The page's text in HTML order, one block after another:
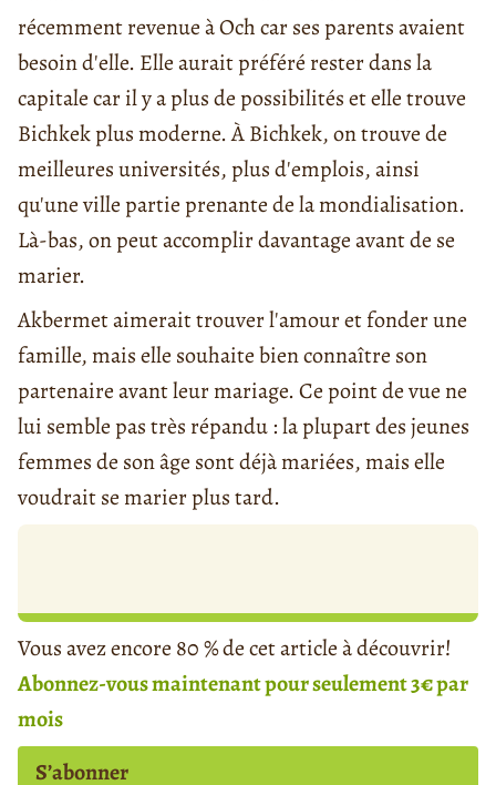
récemment revenue à Och car ses parents avaient
besoin d'elle. Elle aurait préféré rester dans la
capitale car il y a plus de possibilités et elle trouve
Bichkek plus moderne. À Bichkek, on trouve de
meilleures universités, plus d'emplois, ainsi
qu'une ville partie prenante de la mondialisation.
Là-bas, on peut accomplir davantage avant de se
marier.
Akbermet aimerait trouver l'amour et fonder une
famille, mais elle souhaite bien connaître son
partenaire avant leur mariage. Ce point de vue ne
lui semble pas très répandu : la plupart des jeunes
femmes de son âge sont déjà mariées, mais elle
voudrait se marier plus tard.
Vous avez encore 80 % de cet article à découvrir!
Abonnez-vous maintenant pour seulement 3€ par
mois
S’abonner